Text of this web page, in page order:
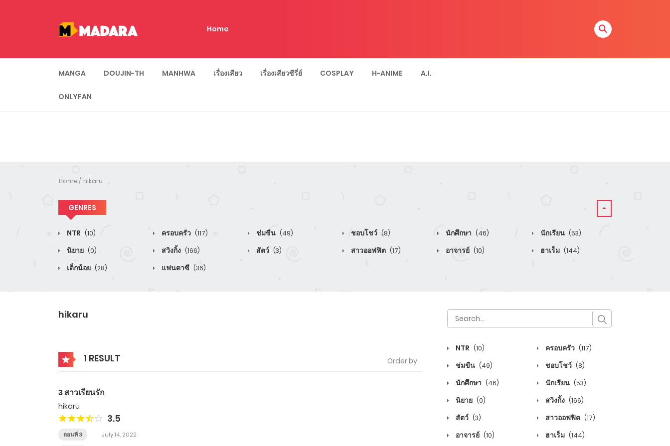
Home
MANGA DOUJIN-TH MANHWA เรื่องเสียว เรื่องเสียวซีรี่ย์ COSPLAY H-ANIME A.I.
ONLYFAN
Home hikaru
GENRES
NTR (10) ครอบครัว (117) ช่มขืน (49) ชอบโชว์ (8) นักศึกษา (46) นักเรียน (53)
นิยาย (0) สวิงกิ้ง (166) สัตว์ (3) สาวออฟฟิต (17) อาจารย์ (10) ฮาเร็ม (144)
เด็กน้อย (28) แฟนตาซี (36)
hikaru
1 RESULT Order by
3 สาวเรียนรัก
hikaru
3.5
ตอนที่ 3 July 14, 2022
NTR (10) ครอบครัว (117)
ช่มขืน (49) ชอบโชว์ (8)
นักศึกษา (46) นักเรียน (53)
นิยาย (0) สวิงกิ้ง (166)
สัตว์ (3) สาวออฟฟิต (17)
อาจารย์ (10) ฮาเร็ม (144)